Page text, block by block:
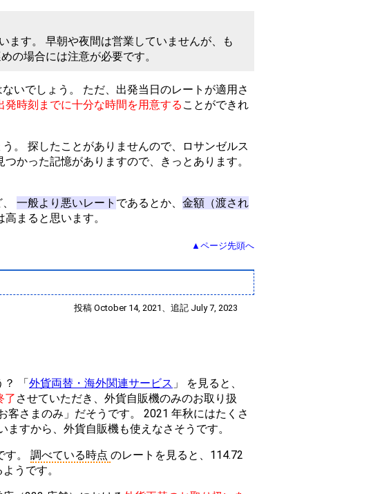
ます。 早朝や夜間は営業していませんが、も
の場合には注意が必要です。
いでしょう。 ただ、出発当日のレートが適用さ
発時刻までに十分な時間を用意する ことができれ
。 探したことがありませんので、ロサンゼルス
かった記憶がありますので、きっとあります。
一般より悪いレート であるとか、 金額（渡され
まると思います。
▲ページ先頭へ
投稿 October 14, 2021、追記 July 7, 2023
？ 「外貨両替・海外関連サービス 」 を見ると、
了 させていただき、外貨自販機のみのお取り扱
さまのみ」だそうです。 2021 年秋にはたくさ
すから、外貨自販機も使えなさそうです。
。 調べている時点 のレートを見ると、114.72
うです。